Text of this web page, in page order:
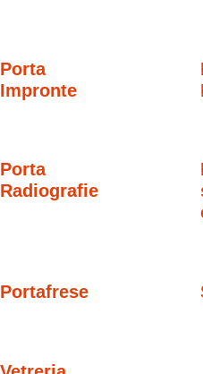
Porta
Impronte
Porta
Radiografie
Portafrese